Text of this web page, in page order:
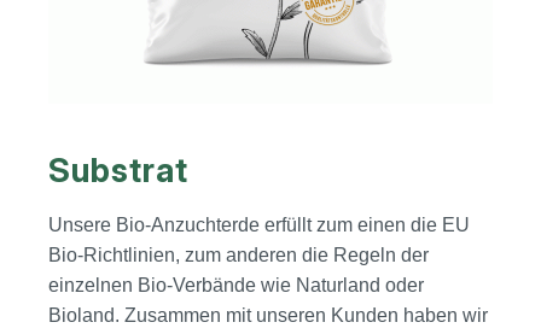
Substrat
Unsere Bio-Anzuchterde erfüllt zum einen die EU
Bio-Richtlinien, zum anderen die Regeln der
einzelnen Bio-Verbände wie Naturland oder
Bioland. Zusammen mit unseren Kunden haben wir